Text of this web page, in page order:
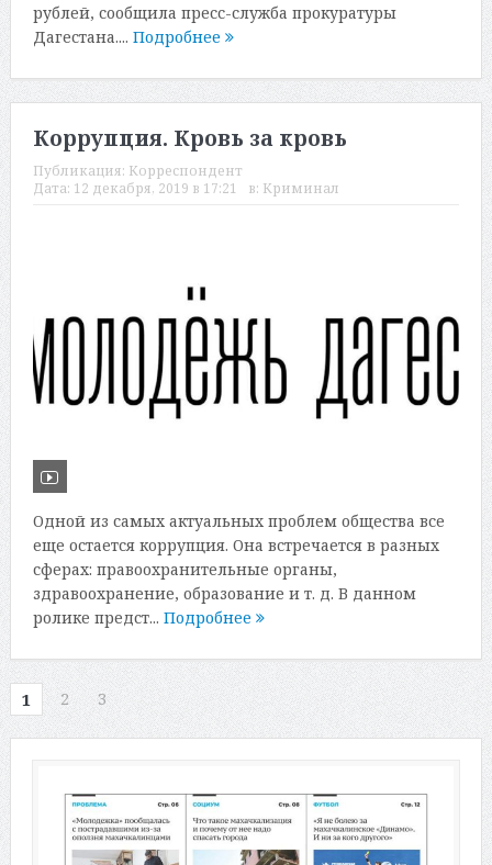
рублей, сообщила пресс-служба прокуратуры
Дагестана.... Подробнее
Коррупция. Кровь за кровь
Публикация: Корреспондент
Дата: 12 декабря, 2019 в 17:21 в: Криминал
Одной из самых актуальных проблем общества все
еще остается коррупция. Она встречается в разных
сферах: правоохранительные органы,
здравоохранение, образование и т. д. В данном
ролике предст... Подробнее
1 2 3